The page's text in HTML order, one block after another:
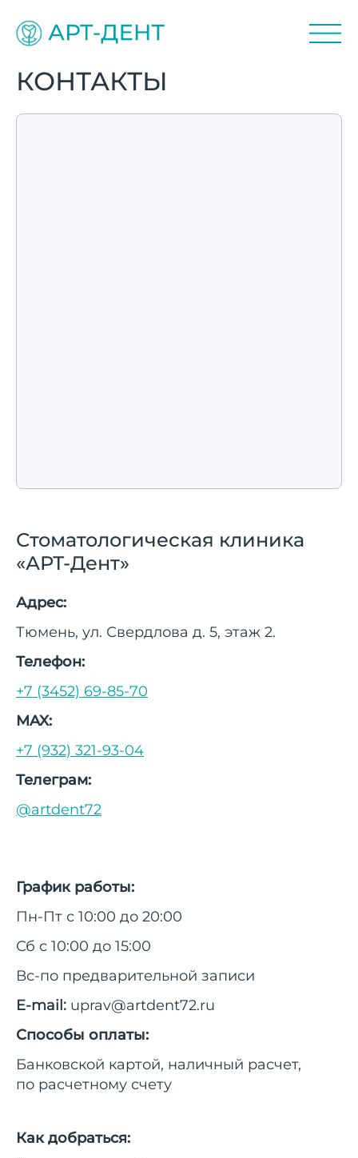
КОНТАКТЫ
Стоматологическая клиника
«АРТ-Дент»
Адрес:
Тюмень, ул. Свердлова д. 5, этаж 2.
Телефон:
+7 (3452) 69-85-70
MAX:
+7 (932) 321-93-04
Телеграм:
@artdent72
График работы:
Пн-Пт с 10:00 до 20:00
Сб с 10:00 до 15:00
Вс-по предварительной записи
E-mail: uprav@artdent72.ru
Способы оплаты:
Банковской картой, наличный расчет,
по расчетному счету
Как добраться: